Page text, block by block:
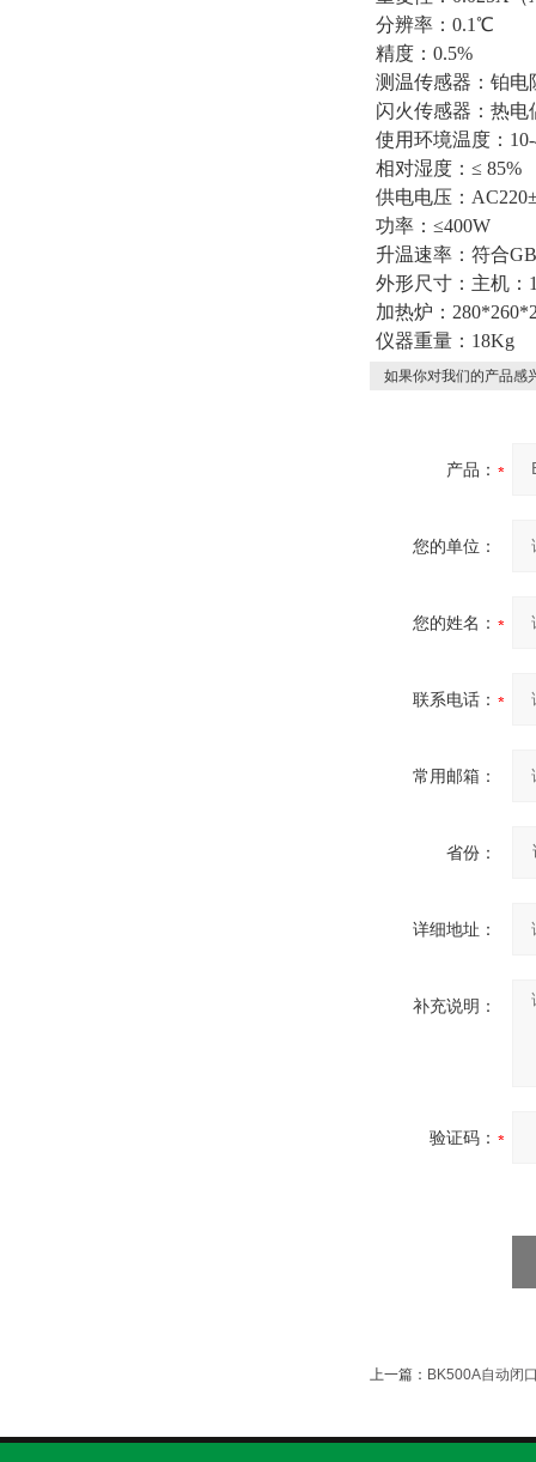
分辨率：0.1℃
精度：0.5%
测温传感器：铂电
闪火传感器：热电
使用环境温度：
相对湿度：≤ 85%
供电电压：
功率：≤400W
升温速率：符合
外形尺寸：主机：
加热炉：
仪器重量：18Kg
如果你对我们的产品感
产品：
您的单位：
您的姓名：
联系电话：
常用邮箱：
省份：
详细地址：
补充说明：
验证码：
上一篇： BK500A自动闭